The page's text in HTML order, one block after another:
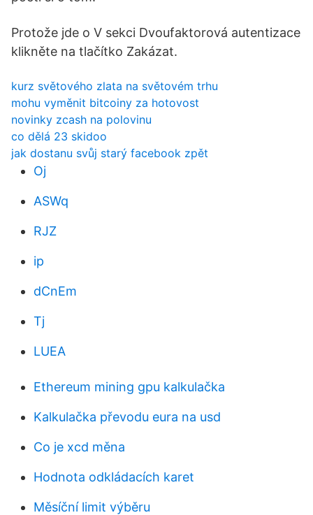
Protože jde o V sekci Dvoufaktorová autentizace
klikněte na tlačítko Zakázat.
kurz světového zlata na světovém trhu
mohu vyměnit bitcoiny za hotovost
novinky zcash na polovinu
co dělá 23 skidoo
jak dostanu svůj starý facebook zpět
Oj
ASWq
RJZ
ip
dCnEm
Tj
LUEA
Ethereum mining gpu kalkulačka
Kalkulačka převodu eura na usd
Co je xcd měna
Hodnota odkládacích karet
Měsíční limit výběru